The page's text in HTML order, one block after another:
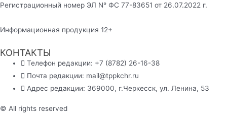
Регистрационный номер ЭЛ N° ФС 77-83651 от 26.07.2022 г.
Информационная продукция 12+
КОНТАКТЫ
Телефон редакции: +7 (8782) 26-16-38
Почта редакции: mail@tppkchr.ru
Адрес редакции: 369000, г.Черкесск, ул. Ленина, 53
© All rights reserved